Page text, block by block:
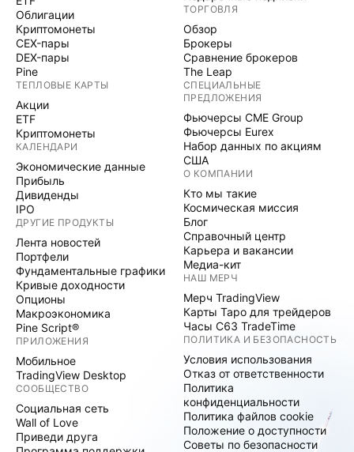
Облигации
Криптомонеты
CEX-пары
DEX-пары
Pine
ТЕПЛОВЫЕ КАРТЫ
Акции
ETF
Криптомонеты
КАЛЕНДАРИ
Экономические данные
Прибыль
Дивиденды
IPO
ДРУГИЕ ПРОДУКТЫ
Лента новостей
Портфели
Фундаментальные графики
Кривые доходности
Опционы
Макроэкономика
Pine Script®
ПРИЛОЖЕНИЯ
Мобильное
TradingView Desktop
СООБЩЕСТВО
Социальная сеть
Wall of Love
Приведи друга
ТОРГОВЛЯ
Обзор
Брокеры
Сравнение брокеров
The Leap
СПЕЦИАЛЬНЫЕ
ПРЕДЛОЖЕНИЯ
Фьючерсы CME Group
Фьючерсы Eurex
Набор данных по акциям
США
О КОМПАНИИ
Кто мы такие
Космическая миссия
Блог
Справочный центр
Карьера и вакансии
Медиа-кит
НАШ МЕРЧ
Мерч TradingView
Карты Таро для трейдеров
Часы C63 TradeTime
ПОЛИТИКА И БЕЗОПАСНОСТЬ
Условия использования
Отказ от ответственности
Политика
конфиденциальности
Политика файлов cookie
Положение о доступности
Советы по безопасности